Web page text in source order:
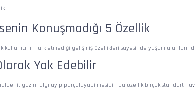
Konuşmadığı 5 Özellik
kullanıcının fark etmediği gelişmiş özellikleri sayesinde yaşam
Yok Edebilir
gazını algılayıp parçalayabilmesidir. Bu özellik birçok standart